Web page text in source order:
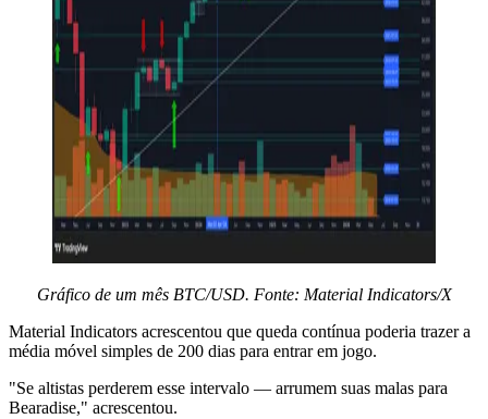
Gráfico de um mês BTC/USD. Fonte: Material Indicators/X
Material Indicators acrescentou que queda contínua poderia trazer a
média móvel simples de 200 dias para entrar em jogo.
"Se altistas perderem esse intervalo — arrumem suas malas para
Bearadise," acrescentou.